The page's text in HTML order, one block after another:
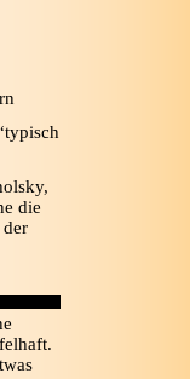
die
der